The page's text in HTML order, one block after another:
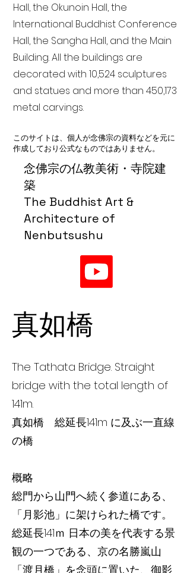
念佛宗の仏教美術・寺院建
築
The Buddhist Art &
Architecture of
Nenbutsushu
Hall, the Okunoin Hall, the
International Buddhist Conference
Hall, the Sangha Hall, and the Main
Building. All the buildings are
decorated with 10,524 sculptures
and statues and more than 450,173
metal carvings.
このサイトは、個人が念佛宗の資料などを元に
作成しており公式なものではありません。
真如橋
The Tathata Bridge. Straight
bridge with the total length of
141m.
真如橋 総延長141m に及ぶ一直線
の橋
概略
総門から山門へ続く参道にある、
「月影池」に架けられた橋です。
総延長141ｍ 日本の美を代表する景
観の一つである、京の名勝嵐山
「渡月橋」を念頭に置いた、御影